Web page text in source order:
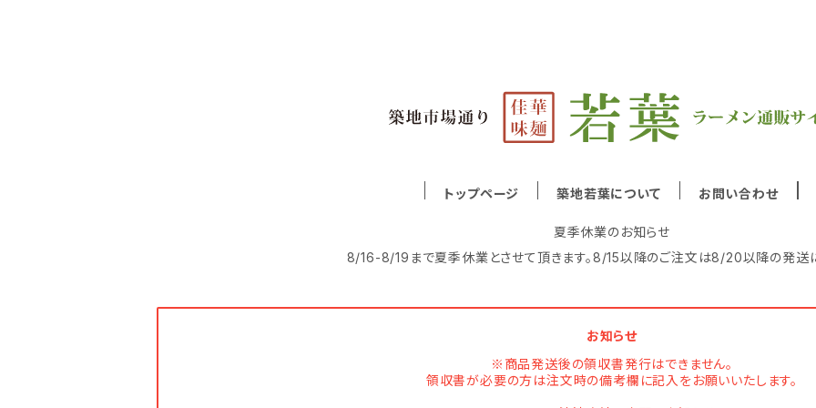
トップページ 築地若葉について お問い合わせ
夏季休業のお知らせ
8/16-8/19まで夏季休業とさせて頂きます。8/15以降のご注文は8/20以降の発送に
お知らせ
※商品発送後の領収書発行はできません。
領収書が必要の方は注文時の備考欄に記入をお願いいたします。